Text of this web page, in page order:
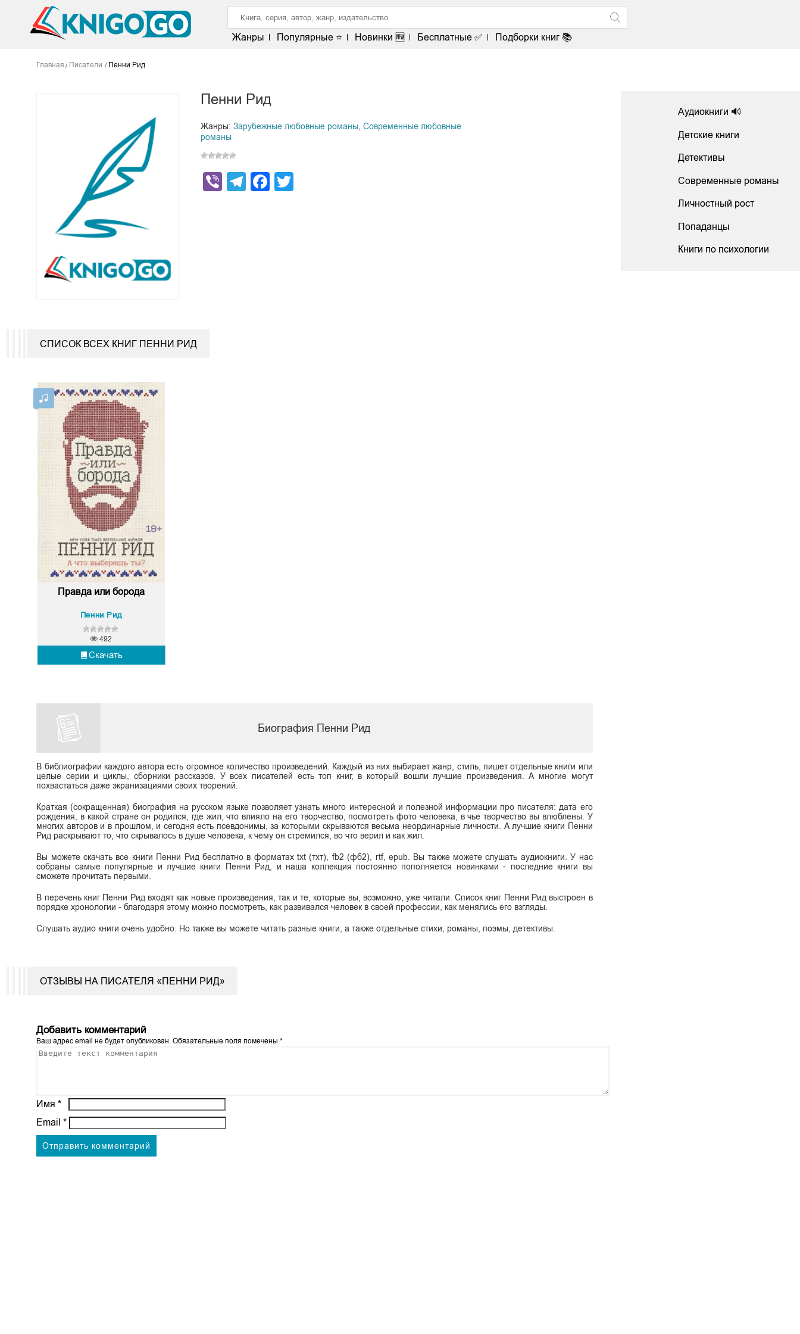
Жанры Популярные ⭐ Новинки 🆕 Бесплатные ✅ Подборки книг 📚
Главная Писатели Пенни Рид
Пенни Рид
Жанры: Зарубежные любовные романы Современные любовные
романы
ViberTelegram
Facebook
СПИСОК ВСЕХ КНИГ ПЕННИ РИД
Правда или борода
Пенни Рид
Скачать
492
Биография Пенни Рид
В библиографии каждого автора есть огромное количество произведений. Каждый из них выбирает жанр, стиль, пишет отдельные книги или
целые серии и циклы, сборники рассказов. У всех писателей есть топ книг, в который вошли лучшие произведения. А многие могут
похвастаться даже экранизациями своих творений.
Краткая (сокращенная) биография на русском языке позволяет узнать много интересной и полезной информации про писателя: дата его
рождения, в какой стране он родился, где жил, что влияло на его творчество, посмотреть фото человека, в чье творчество вы влюблены. У
многих авторов и в прошлом, и сегодня есть псевдонимы, за которыми скрываются весьма неординарные личности. А лучшие книги Пенни
Рид раскрывают то, что скрывалось в душе человека, к чему он стремился, во что верил и как жил.
Вы можете скачать все книги Пенни Рид бесплатно в форматах txt (тхт), fb2 (фб2), rtf, epub. Вы также можете слушать аудиокниги. У нас
собраны самые популярные и лучшие книги Пенни Рид, и наша коллекция постоянно пополняется новинками - последние книги вы
сможете прочитать первыми.
В перечень книг Пенни Рид входят как новые произведения, так и те, которые вы, возможно, уже читали. Список книг Пенни Рид выстроен в
порядке хронологии - благодаря этому можно посмотреть, как развивался человек в своей профессии, как менялись его взгляды.
Слушать аудио книги очень удобно. Но также вы можете читать разные книги, а также отдельные стихи, романы, поэмы, детективы.
ОТЗЫВЫ НА ПИСАТЕЛЯ «ПЕННИ РИД»
Добавить комментарий
Ваш адрес email не будет опубликован. Обязательные поля помечены*
Имя*
Email*
Аудиокниги 🔊
Детские книги
Детективы
Современные романы
Личностный рост
Попаданцы
Книги по психологии